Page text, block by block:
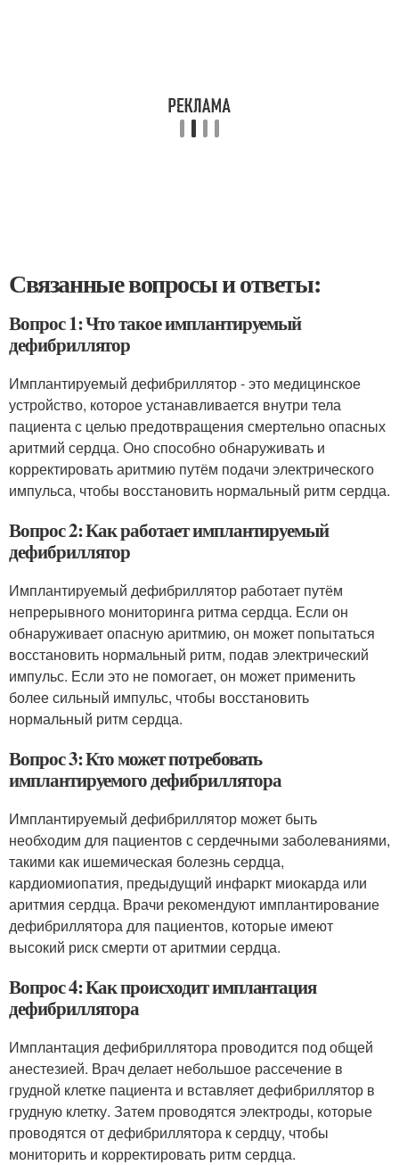
Связанные вопросы и ответы:
Вопрос 1: Что такое имплантируемый
дефибриллятор
Имплантируемый дефибриллятор - это медицинское
устройство, которое устанавливается внутри тела
пациента с целью предотвращения смертельно опасных
аритмий сердца. Оно способно обнаруживать и
корректировать аритмию путём подачи электрического
импульса, чтобы восстановить нормальный ритм сердца.
Вопрос 2: Как работает имплантируемый
дефибриллятор
Имплантируемый дефибриллятор работает путём
непрерывного мониторинга ритма сердца. Если он
обнаруживает опасную аритмию, он может попытаться
восстановить нормальный ритм, подав электрический
импульс. Если это не помогает, он может применить
более сильный импульс, чтобы восстановить
нормальный ритм сердца.
Вопрос 3: Кто может потребовать
имплантируемого дефибриллятора
Имплантируемый дефибриллятор может быть
необходим для пациентов с сердечными заболеваниями,
такими как ишемическая болезнь сердца,
кардиомиопатия, предыдущий инфаркт миокарда или
аритмия сердца. Врачи рекомендуют имплантирование
дефибриллятора для пациентов, которые имеют
высокий риск смерти от аритмии сердца.
Вопрос 4: Как происходит имплантация
дефибриллятора
Имплантация дефибриллятора проводится под общей
анестезией. Врач делает небольшое рассечение в
грудной клетке пациента и вставляет дефибриллятор в
грудную клетку. Затем проводятся электроды, которые
проводятся от дефибриллятора к сердцу, чтобы
мониторить и корректировать ритм сердца.